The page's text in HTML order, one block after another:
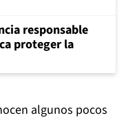
responsable
proteger la
algunos pocos